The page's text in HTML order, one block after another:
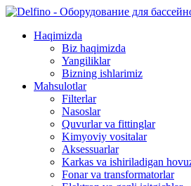
Haqimizda
Biz haqimizda
Yangiliklar
Bizning ishlarimiz
Mahsulotlar
Filterlar
Nasoslar
Quvurlar va fittinglar
Kimyoviy vositalar
Aksessuarlar
Karkas va ishiriladigan
Fonar va transformatorlar